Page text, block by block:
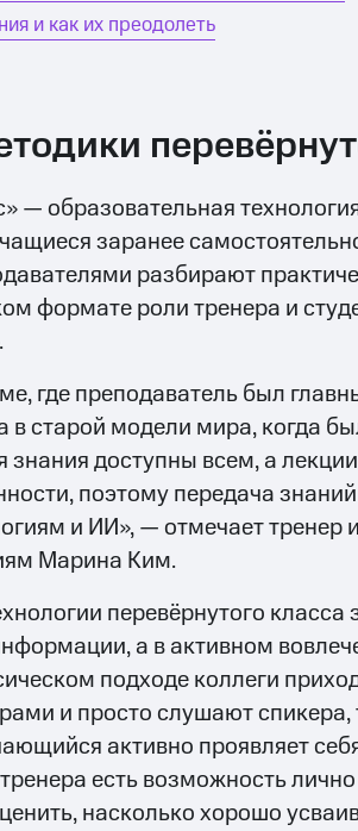
и как их преодолеть
— образовательная
заранее
разбирают
формате роли тренера и
где преподаватель был
в старой модели мира, когда
доступны всем, а
поэтому передача
и ИИ», — отмечает тренер
Марина Ким.
перевёрнутого класса
а в активном
подходе коллеги
и просто слушают спикера,
активно проявляет
есть возможность
насколько хорошо